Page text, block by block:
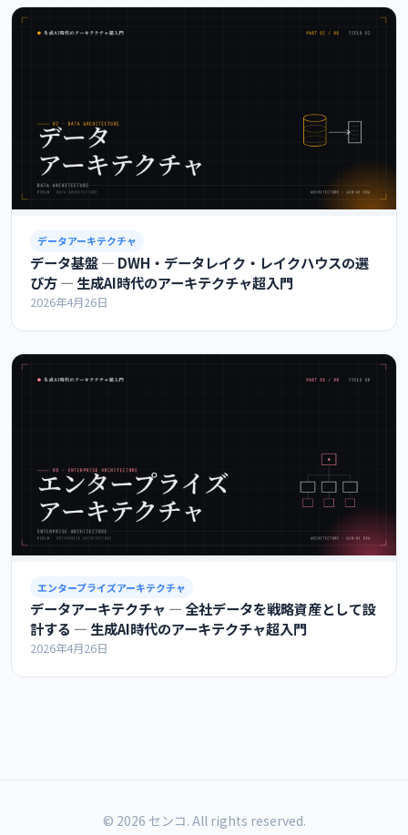
データアーキテクチャ
データ基盤 ― DWH・データレイク・レイクハウスの選
び方 ― 生成AI時代のアーキテクチャ超入門
2026年4月26日
エンタープライズアーキテクチャ
データアーキテクチャ ― 全社データを戦略資産として設
計する ― 生成AI時代のアーキテクチャ超入門
2026年4月26日
© 2026 センコ. All rights reserved.